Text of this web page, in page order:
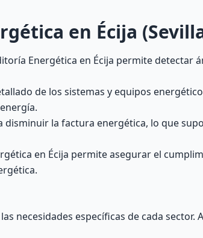
en Écija
Energética en Écija permite detectar
de los sistemas y equipos
disminuir la factura energética, lo que
en Écija permite asegurar el
necesidades específicas de cada sector.